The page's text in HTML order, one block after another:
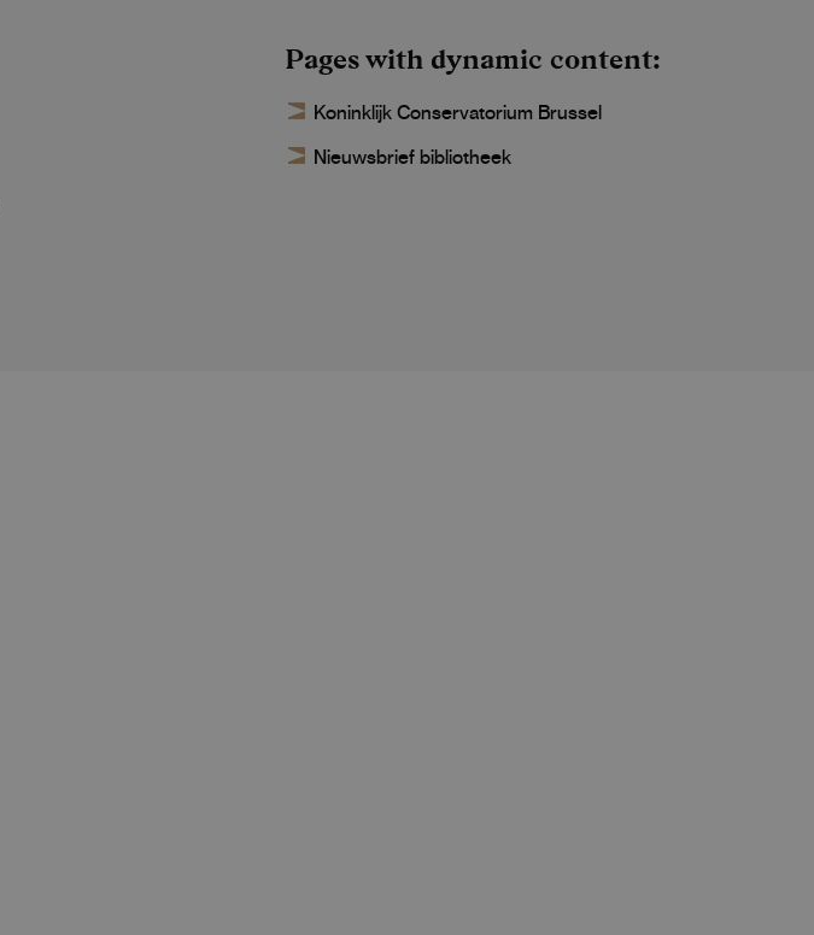
Pages with dynamic content
Koninklijk Conservatorium Brussel
Nieuwsbrief bibliotheek